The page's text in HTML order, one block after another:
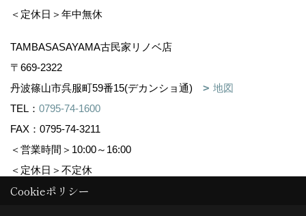
＜定休日＞年中無休
TAMBASASAYAMA古民家リノベ店
〒669-2322
丹波篠山市呉服町59番15(デカンショ通)
地図
TEL： 0795-74-1600
FAX：0795-74-3211
＜営業時間＞10:00～16:00
＜定休日＞不定休
Cookieポリシー